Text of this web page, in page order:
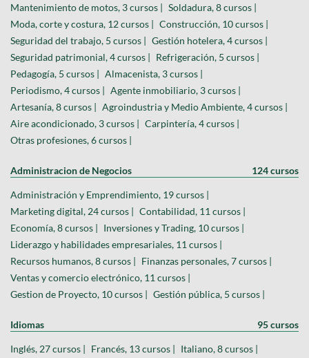
Mantenimiento de motos, 3 cursos | Soldadura, 8 cursos |
Moda, corte y costura, 12 cursos | Construcción, 10 cursos |
Seguridad del trabajo, 5 cursos | Gestión hotelera, 4 cursos |
Seguridad patrimonial, 4 cursos | Refrigeración, 5 cursos |
Pedagogía, 5 cursos | Almacenista, 3 cursos |
Periodismo, 4 cursos | Agente inmobiliario, 3 cursos |
Artesanía, 8 cursos | Agroindustria y Medio Ambiente, 4 cursos |
Aire acondicionado, 3 cursos | Carpintería, 4 cursos |
Otras profesiones, 6 cursos |
Administracion de Negocios 124 cursos
Administración y Emprendimiento, 19 cursos |
Marketing digital, 24 cursos | Contabilidad, 11 cursos |
Economía, 8 cursos | Inversiones y Trading, 10 cursos |
Liderazgo y habilidades empresariales, 11 cursos |
Recursos humanos, 8 cursos | Finanzas personales, 7 cursos |
Ventas y comercio electrónico, 11 cursos |
Gestion de Proyecto, 10 cursos | Gestión pública, 5 cursos |
Idiomas 95 cursos
Inglés, 27 cursos | Francés, 13 cursos | Italiano, 8 cursos |